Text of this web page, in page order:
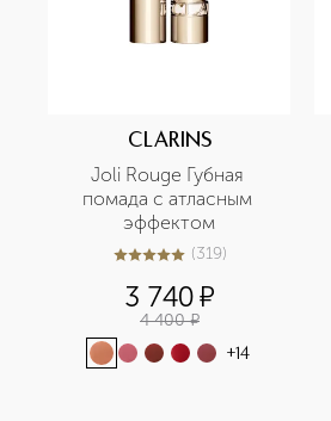
CLARINS
Joli Rouge Губная
помада с атласным
эффектом
4.9из5319 (319)
3 740¤
4 400 ¤
+14